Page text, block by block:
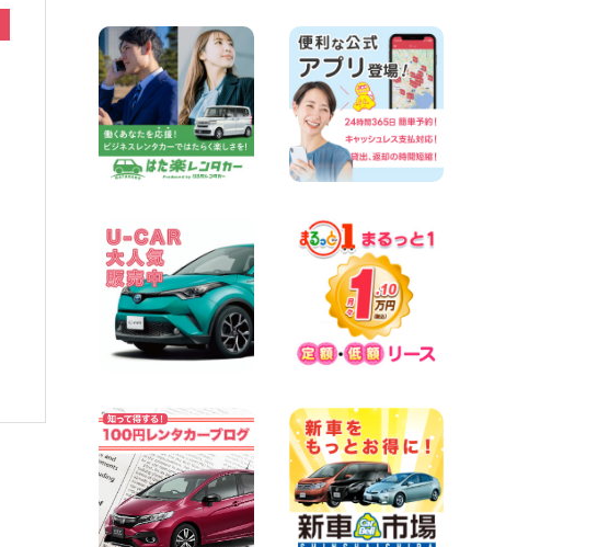
県 四日市インター店
100円レンタカー 四日市インター
2026年08月07日
夏季休暇のお知らせ 東京都
墨田両国店
100円レンタカー 墨田両国
2026年08月07日
三河安城店 8月後半のレンタ
ーご予約受付中です! 愛知県
100円レンタカー 三河安城
2026年08月07日
お盆シーズン空きあり!!100円
レンタカー兵庫駅前店OPEN!!
兵庫県 兵庫駅前店
100円レンタカー 兵庫駅前
2026年08月07日
墨田文花店
100円レンタカー 墨田文花
2026年08月07日
8月 お盆休みのお知らせ 広島
県 ベイシティ宇品店
100円レンタカー ベイシティ宇品
2026年08月07日